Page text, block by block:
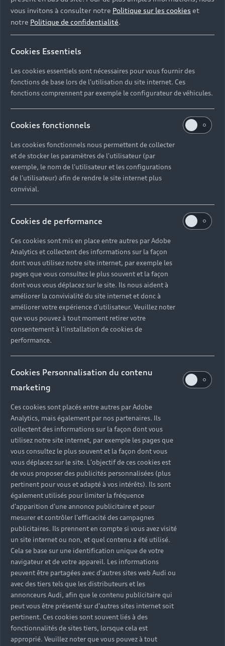
vous invitons à consulter notre Politique sur les cookies et
notre Politique de confidentialité.
Cookies Essentiels
Les cookies essentiels sont nécessaires pour vous fournir des
fonctions de base lors de l'utilisation du site internet. Ces
fonctions comprennent par exemple le configurateur de véhicules.
Cookies fonctionnels
Les cookies fonctionnels nous permettent de collecter
et de stocker les paramètres de l'utilisateur (par
exemple, le nom de l'utilisateur et les configurations
de l'utilisateur) afin de rendre le site internet plus
convivial.
Cookies de performance
Ces cookies sont mis en place entre autres par Adobe
Analytics et collectent des informations sur la façon
dont vous utilisez notre site internet, par exemple les
pages que vous consultez le plus souvent et la façon
dont vous vous déplacez sur le site. Ils nous aident à
améliorer la convivialité du site internet et donc à
améliorer votre expérience d'utilisateur. Veuillez noter
que vous pouvez à tout moment retirer votre
consentement à l'installation de cookies de
performance.
Cookies Personnalisation du contenu
marketing
Ces cookies sont placés entre autres par Adobe
Analytics, mais également par nos partenaires. Ils
collectent des informations sur la façon dont vous
utilisez notre site internet, par exemple les pages que
vous consultez le plus souvent et la façon dont vous
vous déplacez sur le site. L'objectif de ces cookies est
de vous proposer des publicités personnalisées (plus
pertinent pour vous et adapté à vos intérêts). Ils sont
également utilisés pour limiter la fréquence
d'apparition d'une annonce publicitaire et pour
mesurer et contrôler l'efficacité des campagnes
publicitaires. Ils prennent en compte si vous avez visité
un site internet ou non, et quel contenu a été utilisé.
Cela se base sur une identification unique de votre
navigateur et de votre appareil. Les informations
peuvent être partagées avec d'autres sites web Audi ou
avec des tiers tels que les distributeurs et les
annonceurs Audi, afin que le contenu publicitaire qui
peut vous être présenté sur d'autres sites internet soit
pertinent. Ces cookies sont souvent liés à des
fonctionnalités de sites tiers, lorsque cela est
approprié. Veuillez noter que vous pouvez à tout